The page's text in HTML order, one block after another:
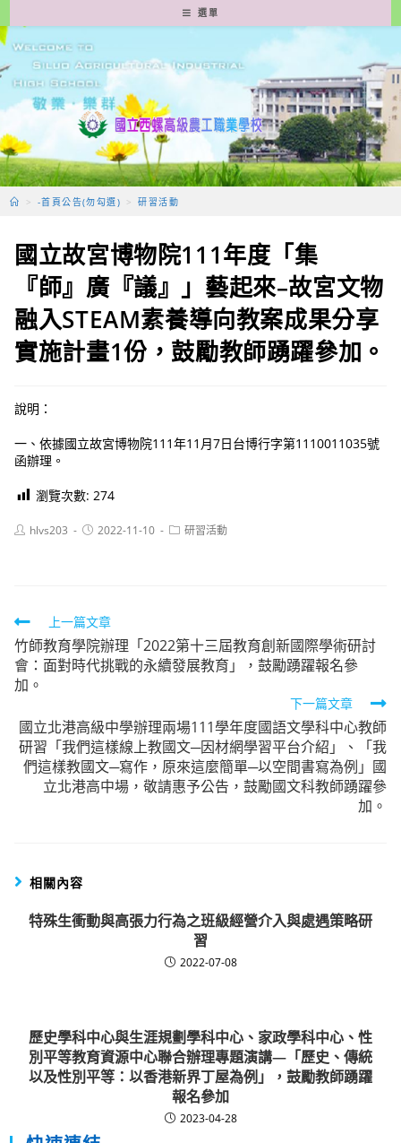
轉
至
要
容
選單
> -首頁公告(勿勾選) > 研習活動
國立故宮博物院111年度「集
『師』廣『議』」藝起來–故宮文物
融入STEAM素養導向教案成果分享
實施計畫1份，鼓勵教師踴躍參加。
說明：
一、依據國立故宮博物院111年11月7日台博行字第1110011035號
函辦理。
瀏覽次數: 274
Posthlvs203
Post2022-11-10
Post研習活動
Read
more
articles
上一篇文章
竹師教育學院辦理「2022第十三屆教育創新國際學術研討
會：面對時代挑戰的永續發展教育」，鼓勵踴躍報名參
加。
下一篇文章
國立北港高級中學辦理兩場111學年度國語文學科中心教師
研習「我們這樣線上教國文─因材網學習平台介紹」、「我
們這樣教國文─寫作，原來這麼簡單─以空間書寫為例」國
立北港高中場，敬請惠予公告，鼓勵國文科教師踴躍參
加。
相關內容
特殊生衝動與高張力行為之班級經營介入與處遇策略研
習
2022-07-08
歷史學科中心與生涯規劃學科中心、家政學科中心、性
別平等教育資源中心聯合辦理專題演講—「歷史、傳統
以及性別平等：以香港新界丁屋為例」，鼓勵教師踴躍
報名參加
2023-04-28